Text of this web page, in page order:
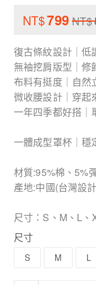
NT$799 NT$
復古條紋設計｜低
無袖挖肩版型｜修
布料有挺度｜自然
微收腰設計｜穿起
一年四季都好搭｜
一體成型罩杯｜穩
材質:95%棉、5%
產地:中國(台灣設
尺寸：S、M、L、
尺寸
S M L